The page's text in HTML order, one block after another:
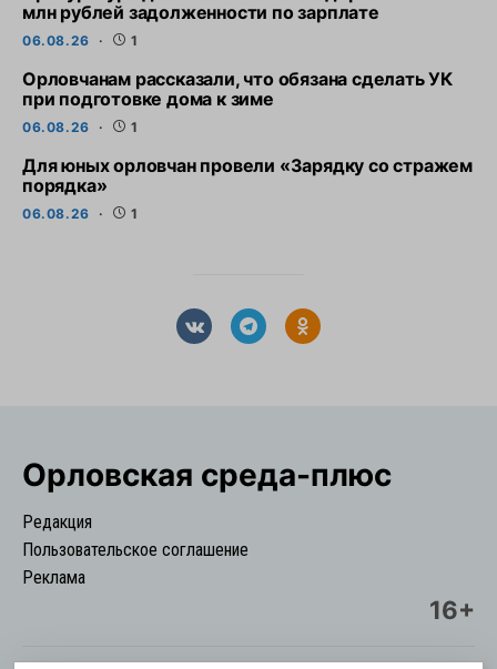
млн рублей задолженности по зарплате
06.08.26 1
Орловчанам рассказали, что обязана сделать УК
при подготовке дома к зиме
06.08.26 1
Для юных орловчан провели «Зарядку со стражем
порядка»
06.08.26 1
Орловская cреда-плюс
Редакция
Пользовательское соглашение
Реклама
16+